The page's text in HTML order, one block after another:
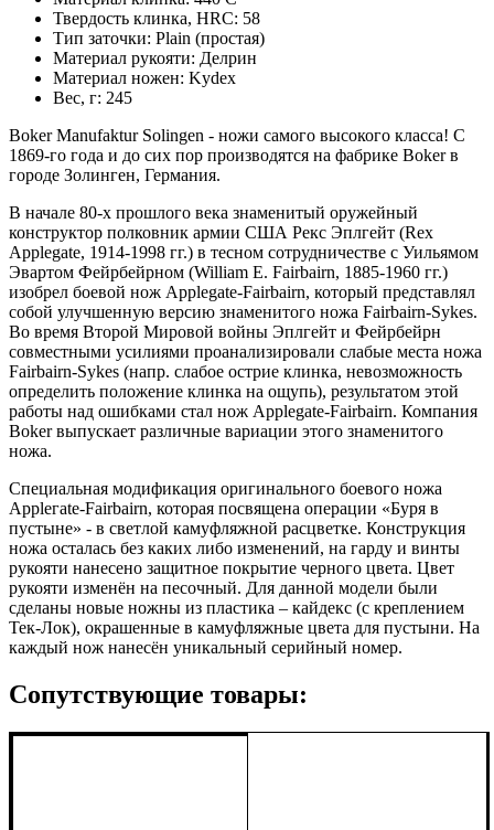
Твердость клинка, HRC: 58
Тип заточки: Plain (простая)
Материал рукояти: Делрин
Материал ножен: Kydex
Вес, г: 245
Boker Manufaktur Solingen - ножи самого высокого класса! C
1869-го года и до сих пор производятся на фабрике Boker в
городе Золинген, Германия.
В начале 80-х прошлого века знаменитый оружейный
конструктор полковник армии США Рекс Эплгейт (Rex
Applegate, 1914-1998 гг.) в тесном сотрудничестве с Уильямом
Эвартом Фейрбейрном (William E. Fairbairn, 1885-1960 гг.)
изобрел боевой нож Applegate-Fairbairn, который представлял
собой улучшенную версию знаменитого ножа Fairbairn-Sykes.
Во время Второй Мировой войны Эплгейт и Фейрбейрн
совместными усилиями проанализировали слабые места ножа
Fairbairn-Sykes (напр. cлабое острие клинка, невозможность
определить положение клинка на ощупь), результатом этой
работы над ошибками стал нож Applegate-Fairbairn. Компания
Boker выпускает различные вариации этого знаменитого
ножа.
Специальная модификация оригинального боевого ножа
Appleгate-Fairbairn, которая посвящена операции «Буря в
пустыне» - в светлой камуфляжной расцветке. Конструкция
ножа осталась без каких либо изменений, на гарду и винты
рукояти нанесено защитное покрытие черного цвета. Цвет
рукояти изменён на песочный. Для данной модели были
сделаны новые ножны из пластика – кайдекс (с креплением
Тек-Лок), окрашенные в камуфляжные цвета для пустыни. На
каждый нож нанесён уникальный серийный номер.
Сопутствующие товары: